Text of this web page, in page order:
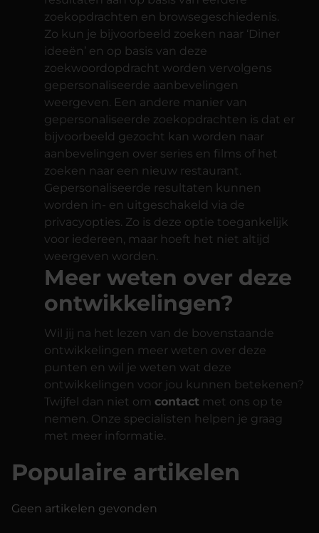
zoekopdrachten en browsegeschiedenis.
Zo kun je bijvoorbeeld zoeken naar ‘Diner
ideeën’ en op basis van deze
zoekwoordopdracht worden vervolgens
gepersonaliseerde aanbevelingen
weergeven. Een andere manier van
gepersonaliseerde zoekopdrachten is dat er
bijvoorbeeld gezocht kan worden naar
aanbevelingen over series en films of het
zoeken naar een nieuw restaurant.
Gepersonaliseerde resultaten kunnen
worden in- en uitgeschakeld via de
privacyopties. Zo is deze optie toegankelijk
voor iedereen, maar hoeft het niet altijd
weergeven worden.
Meer weten over deze
ontwikkelingen?
Wil jij na het lezen van de bovenstaande
ontwikkelingen meer weten over deze
punten en wil je weten wat deze
ontwikkelingen voor jou kunnen betekenen?
Twijfel dan niet om contactmet ons op te
nemen. Onze specialisten helpen je graag
met meer informatie.
Populaire artikelen
Geen artikelen gevonden